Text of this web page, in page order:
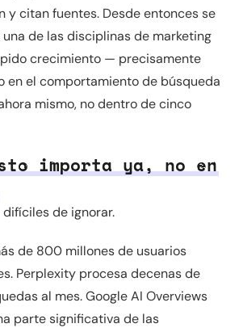
y citan fuentes. Desde entonces se
de las disciplinas de marketing
crecimiento — precisamente
en el comportamiento de búsqueda
mismo, no dentro de cinco
importa ya, no en
difíciles de ignorar.
de 800 millones de usuarios
Perplexity procesa decenas de
al mes. Google AI Overviews
parte significativa de las